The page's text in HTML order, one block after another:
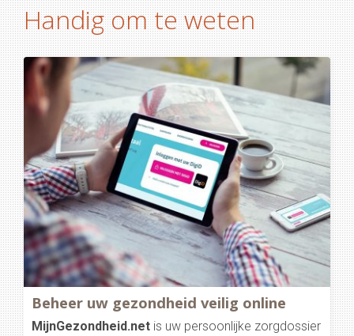
Handig om te weten
Beheer uw gezondheid veilig online
MijnGezondheid.net is uw persoonlijke zorgdossier